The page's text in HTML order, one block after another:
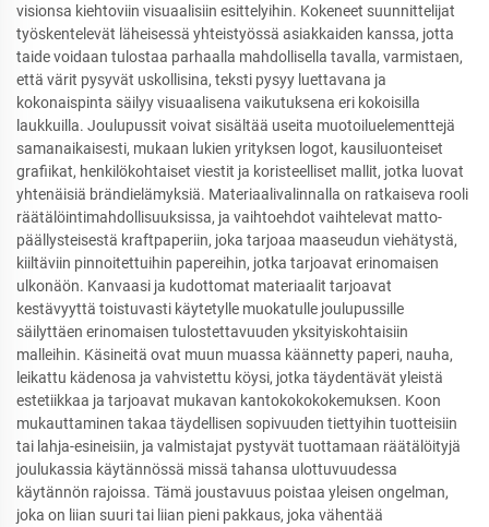
visionsa kiehtoviin visuaalisiin esittelyihin. Kokeneet suunnittelijat
työskentelevät läheisessä yhteistyössä asiakkaiden kanssa, jotta
taide voidaan tulostaa parhaalla mahdollisella tavalla, varmistaen,
että värit pysyvät uskollisina, teksti pysyy luettavana ja
kokonaispinta säilyy visuaalisena vaikutuksena eri kokoisilla
laukkuilla. Joulupussit voivat sisältää useita muotoiluelementtejä
samanaikaisesti, mukaan lukien yrityksen logot, kausiluonteiset
grafiikat, henkilökohtaiset viestit ja koristeelliset mallit, jotka luovat
yhtenäisiä brändielämyksiä. Materiaalivalinnalla on ratkaiseva rooli
räätälöintimahdollisuuksissa, ja vaihtoehdot vaihtelevat matto-
päällysteisestä kraftpaperiin, joka tarjoaa maaseudun viehätystä,
kiiltäviin pinnoitettuihin papereihin, jotka tarjoavat erinomaisen
ulkonäön. Kanvaasi ja kudottomat materiaalit tarjoavat
kestävyyttä toistuvasti käytetylle muokatulle joulupussille
säilyttäen erinomaisen tulostettavuuden yksityiskohtaisiin
malleihin. Käsineitä ovat muun muassa käännetty paperi, nauha,
leikattu kädenosa ja vahvistettu köysi, jotka täydentävät yleistä
estetiikkaa ja tarjoavat mukavan kantokokokokemuksen. Koon
mukauttaminen takaa täydellisen sopivuuden tiettyihin tuotteisiin
tai lahja-esineisiin, ja valmistajat pystyvät tuottamaan räätälöityjä
joulukassia käytännössä missä tahansa ulottuvuudessa
käytännön rajoissa. Tämä joustavuus poistaa yleisen ongelman,
joka on liian suuri tai liian pieni pakkaus, joka vähentää